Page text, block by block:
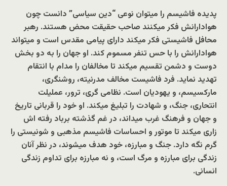
پدیده فاشیسم را میتوان نوعی “دین سیاسی” دانست چون
هوادارانش فکر میکنند صاحب حقیقت محض هستند. رهبر
محافل فاشیستی فکر میکند دارای پیامی مقدس است و میتواند
هوادارانش را با حس تنفر مسموم کند. او جهان را به دو بخش
دوست و دشمن تقسیم میکند تا مخالفان را مدام با انتقام
تهدید نماید. فرد فاشیست مخالف مدرنیته، روشنگری،
مارکسیسم، و یهودیان است. نظامی گری، ترور، عملیلت
انتحاری، جنگ، و شهادت را تبلیغ میکند. او خود را قربانی تاریخ
و جهان و فرهنگ غرب میداند، در غم گذشته برباد رفته اش
زاری میکند تا موتور و احساسات فاشیسم مذهبی و شونیستی را
گرم نگه دارد. جنگ و مبارزه، خود هدف میشوند، در نظر آنان
زندگی برای مبارزه و مرگ است، و نه مبارزه برای تداوم زندگی
انسانی.